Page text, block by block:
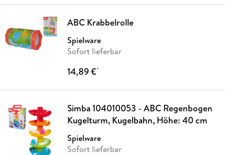
ABC Krabbelrolle
Spielware
Sofort lieferbar
14,89 €*
Simba 104010053 - ABC Regenbogen
Kugelturm, Kugelbahn, Höhe: 40 cm
Spielware
Sofort lieferbar